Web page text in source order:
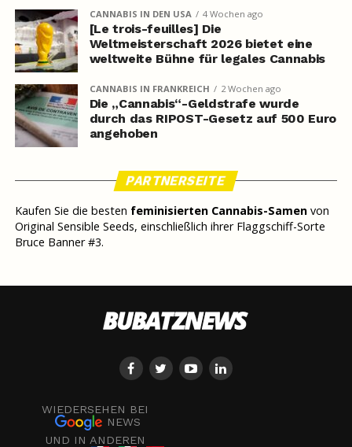
CANNABIS IN DEN USA 4 Wochen ago
[Le trois-feuilles] Die
Weltmeisterschaft 2026 bietet eine
weltweite Bühne für legales Cannabis
CANNABIS IN FRANKREICH 2 Wochen ago
Die „Cannabis“-Geldstrafe wurde
durch das RIPOST-Gesetz auf 500 Euro
angehoben
PARTNERSEITE
Kaufen Sie die besten feminisierten Cannabis-Samenvon
Original Sensible Seeds, einschließlich ihrer Flaggschiff-Sorte
Bruce Banner #3.
WIEDERSEHEN BEI
NEWS
UND IN ANDEREN